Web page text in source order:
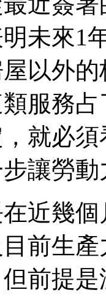
未來1
以外
服務
就必
讓勞
近幾
前生
前提